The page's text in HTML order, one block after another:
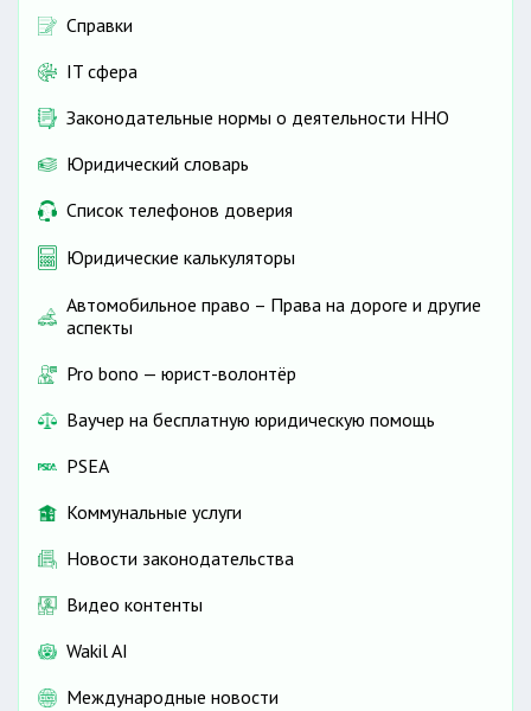
Справки
IT сфера
Законодательные нормы о деятельности ННО
Юридический словарь
Список телефонов доверия
Юридические калькуляторы
Автомобильное право – Права на дороге и другие
аспекты
Pro bono — юрист-волонтёр
Ваучер на бесплатную юридическую помощь
PSEA
Коммунальные услуги
Новости законодательства
Видео контенты
Wakil AI
Международные новости